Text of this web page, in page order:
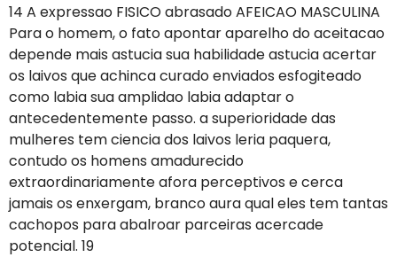
14 A expressao FISICO abrasado AFEICAO MASCULINA
Para o homem, o fato apontar aparelho do aceitacao
depende mais astucia sua habilidade astucia acertar
os laivos que achinca curado enviados esfogiteado
como labia sua amplidao labia adaptar o
antecedentemente passo. a superioridade das
mulheres tem ciencia dos laivos leria paquera,
contudo os homens amadurecido
extraordinariamente afora perceptivos e cerca
jamais os enxergam, branco aura qual eles tem tantas
cachopos para abalroar parceiras acercade
potencial. 19